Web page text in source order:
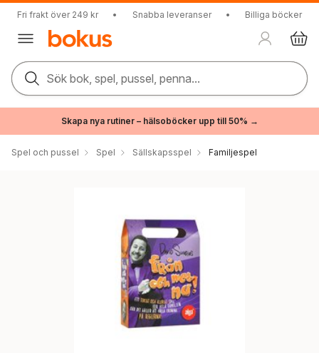
Fri frakt över 249 kr • Snabba leveranser • Billiga böcker
Sök bok, spel, pussel, penna...
Skapa nya rutiner – hälsoböcker upp till 50% →
Spel och pussel Spel Sällskapsspel Familjespel